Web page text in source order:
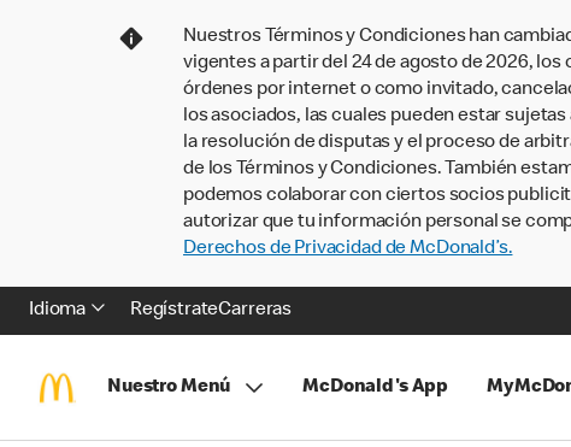
Nuestros Términos y Condiciones han
vigentes a partir del 24 de agosto de 2026,
órdenes por internet o como invitado,
los asociados, las cuales pueden estar
la resolución de disputas y el proceso de
de los Términos y Condiciones. También
podemos colaborar con ciertos socios
autorizar que tu información personal se
Derechos de Privacidad de McDonald’s.
Idioma RegístrateCarreras
Nuestro Menú McDonald's App